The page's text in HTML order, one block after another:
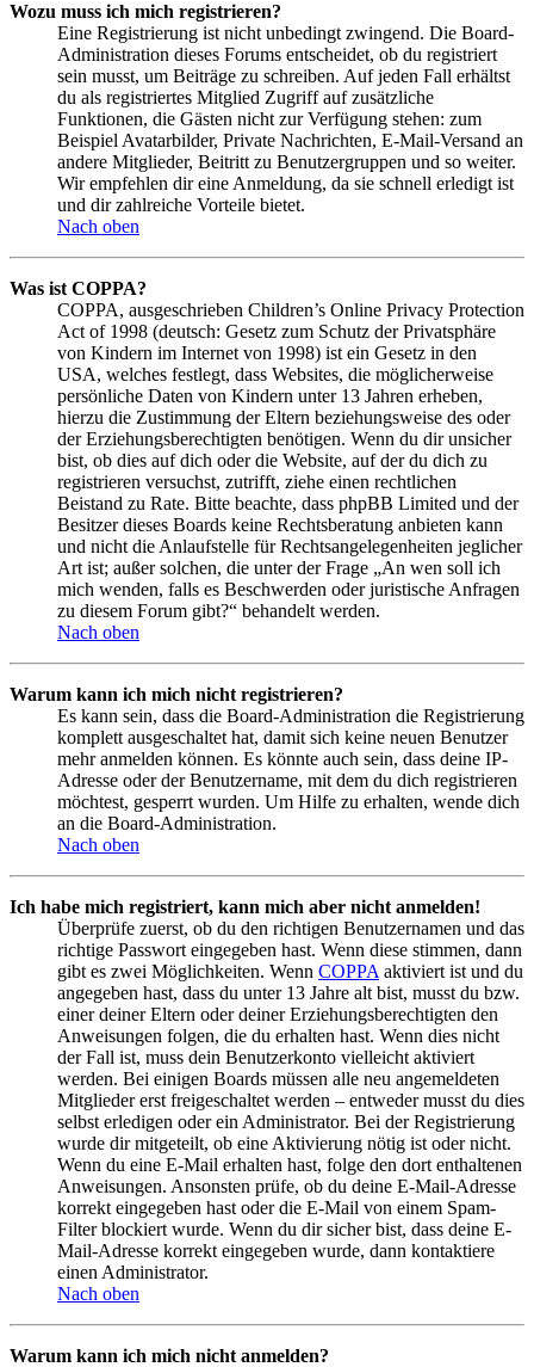
Wozu muss ich mich registrieren?
Eine Registrierung ist nicht unbedingt zwingend. Die Board-
Administration dieses Forums entscheidet, ob du registriert
sein musst, um Beiträge zu schreiben. Auf jeden Fall erhältst
du als registriertes Mitglied Zugriff auf zusätzliche
Funktionen, die Gästen nicht zur Verfügung stehen: zum
Beispiel Avatarbilder, Private Nachrichten, E-Mail-Versand an
andere Mitglieder, Beitritt zu Benutzergruppen und so weiter.
Wir empfehlen dir eine Anmeldung, da sie schnell erledigt ist
und dir zahlreiche Vorteile bietet.
Nach oben
Was ist COPPA?
COPPA, ausgeschrieben Children’s Online Privacy Protection
Act of 1998 (deutsch: Gesetz zum Schutz der Privatsphäre
von Kindern im Internet von 1998) ist ein Gesetz in den
USA, welches festlegt, dass Websites, die möglicherweise
persönliche Daten von Kindern unter 13 Jahren erheben,
hierzu die Zustimmung der Eltern beziehungsweise des oder
der Erziehungsberechtigten benötigen. Wenn du dir unsicher
bist, ob dies auf dich oder die Website, auf der du dich zu
registrieren versuchst, zutrifft, ziehe einen rechtlichen
Beistand zu Rate. Bitte beachte, dass phpBB Limited und der
Besitzer dieses Boards keine Rechtsberatung anbieten kann
und nicht die Anlaufstelle für Rechtsangelegenheiten jeglicher
Art ist; außer solchen, die unter der Frage „An wen soll ich
mich wenden, falls es Beschwerden oder juristische Anfragen
zu diesem Forum gibt?“ behandelt werden.
Nach oben
Warum kann ich mich nicht registrieren?
Es kann sein, dass die Board-Administration die Registrierung
komplett ausgeschaltet hat, damit sich keine neuen Benutzer
mehr anmelden können. Es könnte auch sein, dass deine IP-
Adresse oder der Benutzername, mit dem du dich registrieren
möchtest, gesperrt wurden. Um Hilfe zu erhalten, wende dich
an die Board-Administration.
Nach oben
Ich habe mich registriert, kann mich aber nicht anmelden!
Überprüfe zuerst, ob du den richtigen Benutzernamen und das
richtige Passwort eingegeben hast. Wenn diese stimmen, dann
gibt es zwei Möglichkeiten. Wenn COPPA aktiviert ist und du
angegeben hast, dass du unter 13 Jahre alt bist, musst du bzw.
einer deiner Eltern oder deiner Erziehungsberechtigten den
Anweisungen folgen, die du erhalten hast. Wenn dies nicht
der Fall ist, muss dein Benutzerkonto vielleicht aktiviert
werden. Bei einigen Boards müssen alle neu angemeldeten
Mitglieder erst freigeschaltet werden – entweder musst du dies
selbst erledigen oder ein Administrator. Bei der Registrierung
wurde dir mitgeteilt, ob eine Aktivierung nötig ist oder nicht.
Wenn du eine E-Mail erhalten hast, folge den dort enthaltenen
Anweisungen. Ansonsten prüfe, ob du deine E-Mail-Adresse
korrekt eingegeben hast oder die E-Mail von einem Spam-
Filter blockiert wurde. Wenn du dir sicher bist, dass deine E-
Mail-Adresse korrekt eingegeben wurde, dann kontaktiere
einen Administrator.
Nach oben
Warum kann ich mich nicht anmelden?